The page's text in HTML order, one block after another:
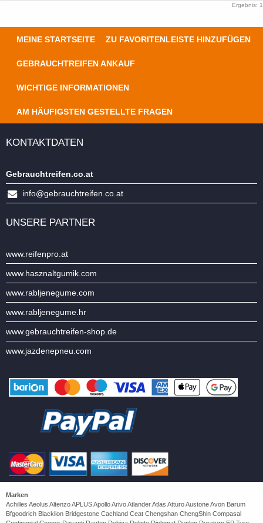
Ergebnis: 1
MEINE STARTSEITE ZU FAVORITENLEISTE HINZUFÜGEN
GEBRAUCHTREIFEN ANKAUF
WICHTIGE INFORMATIONEN
AM HÄUFIGSTEN GESTELLTE FRAGEN
KONTAKTDATEN
Gebrauchtreifen.co.at
info@gebrauchtreifen.co.at
UNSERE PARTNER
www.reifenpro.at
www.hasznaltgumik.com
www.rabljenegume.com
www.rabljenegume.hr
www.gebrauchtreifen-shop.de
www.jazdenepneu.com
Marken
Achilles Aeolus Altenzo APLUS Apollo Arivo Atlander Atlas Atturo Austone Avon Barum
Bfgoodrich Blacklion Bridgestone Cachland Ceat Chengshan ChengShin Compasal